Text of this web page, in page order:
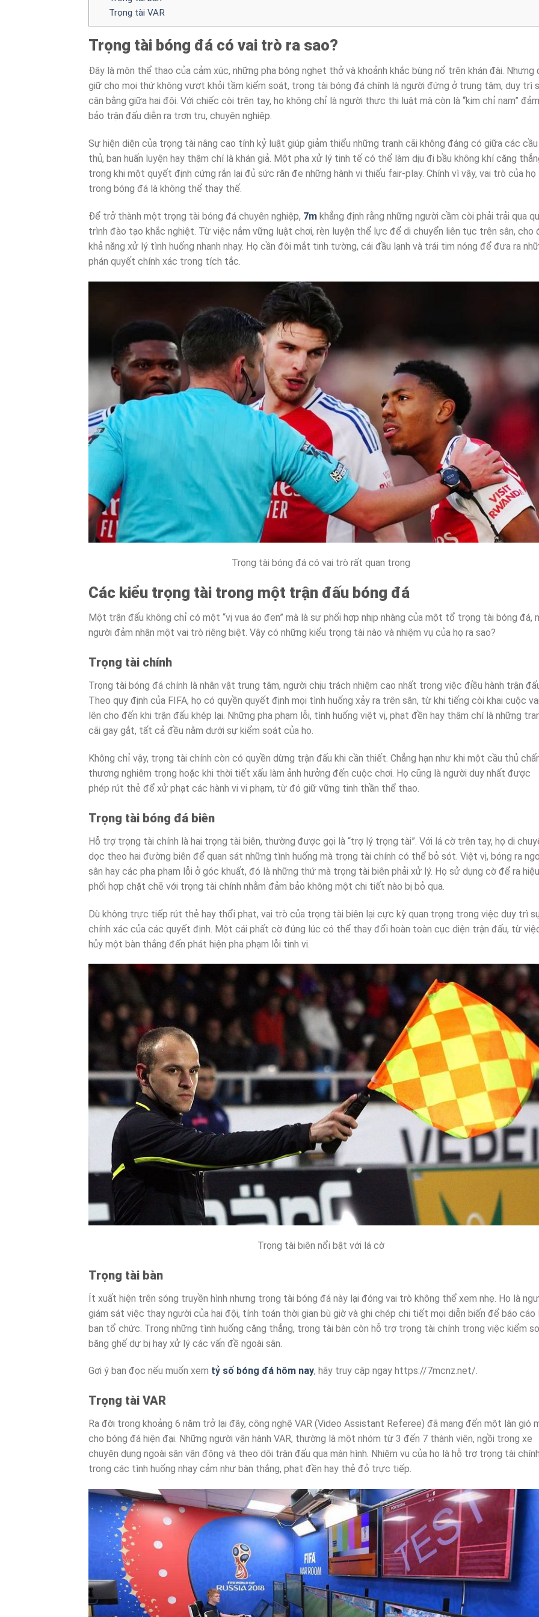
Trọng tài VAR
Trọng tài bóng đá có vai trò ra sao?
Đây là môn thể thao của cảm xúc, những pha bóng nghẹt thở và khoảnh khắc bùng nổ trên khán đài. Nhưng
giữ cho mọi thứ không vượt khỏi tầm kiểm soát, trọng tài bóng đá chính là người đứng ở trung tâm, duy trì
cân bằng giữa hai đội. Với chiếc còi trên tay, họ không chỉ là người thực thi luật mà còn là “kim chỉ nam” đảm
bảo trận đấu diễn ra trơn tru, chuyên nghiệp.
Sự hiện diện của trọng tài nâng cao tính kỷ luật giúp giảm thiểu những tranh cãi không đáng có giữa các cầu
thủ, ban huấn luyện hay thậm chí là khán giả. Một pha xử lý tinh tế có thể làm dịu đi bầu không khí căng
trong khi một quyết định cứng rắn lại đủ sức răn đe những hành vi thiếu fair-play. Chính vì vậy, vai trò của họ
trong bóng đá là không thể thay thế.
Để trở thành một trọng tài bóng đá chuyên nghiệp, 7m khẳng định rằng những người cầm còi phải trải qua
trình đào tạo khắc nghiệt. Từ việc nắm vững luật chơi, rèn luyện thể lực để di chuyển liên tục trên sân, cho
khả năng xử lý tình huống nhanh nhạy. Họ cần đôi mắt tinh tường, cái đầu lạnh và trái tim nóng để đưa ra
phán quyết chính xác trong tích tắc.
Trọng tài bóng đá có vai trò rất quan trọng
Các kiểu trọng tài trong một trận đấu bóng đá
Một trận đấu không chỉ có một “vị vua áo đen” mà là sự phối hợp nhịp nhàng của một tổ trọng tài bóng đá,
người đảm nhận một vai trò riêng biệt. Vậy có những kiểu trọng tài nào và nhiệm vụ của họ ra sao?
Trọng tài chính
Trọng tài bóng đá chính là nhân vật trung tâm, người chịu trách nhiệm cao nhất trong việc điều hành trận
Theo quy định của FIFA, họ có quyền quyết định mọi tình huống xảy ra trên sân, từ khi tiếng còi khai cuộc
lên cho đến khi trận đấu khép lại. Những pha phạm lỗi, tình huống việt vị, phạt đền hay thậm chí là những
cãi gay gắt, tất cả đều nằm dưới sự kiểm soát của họ.
Không chỉ vậy, trọng tài chính còn có quyền dừng trận đấu khi cần thiết. Chẳng hạn như khi một cầu thủ
thương nghiêm trọng hoặc khi thời tiết xấu làm ảnh hưởng đến cuộc chơi. Họ cũng là người duy nhất được
phép rút thẻ để xử phạt các hành vi vi phạm, từ đó giữ vững tinh thần thể thao.
Trọng tài bóng đá biên
Hỗ trợ trọng tài chính là hai trọng tài biên, thường được gọi là “trợ lý trọng tài”. Với lá cờ trên tay, họ di
dọc theo hai đường biên để quan sát những tình huống mà trọng tài chính có thể bỏ sót. Việt vị, bóng ra
sân hay các pha phạm lỗi ở góc khuất, đó là những thứ mà trọng tài biên phải xử lý. Họ sử dụng cờ để ra
phối hợp chặt chẽ với trọng tài chính nhằm đảm bảo không một chi tiết nào bị bỏ qua.
Dù không trực tiếp rút thẻ hay thổi phạt, vai trò của trọng tài biên lại cực kỳ quan trọng trong việc duy trì
chính xác của các quyết định. Một cái phất cờ đúng lúc có thể thay đổi hoàn toàn cục diện trận đấu, từ
hủy một bàn thắng đến phát hiện pha phạm lỗi tinh vi.
Trọng tài biên nổi bật với lá cờ
Trọng tài bàn
Ít xuất hiện trên sóng truyền hình nhưng trọng tài bóng đá này lại đóng vai trò không thể xem nhẹ. Họ là
giám sát việc thay người của hai đội, tính toán thời gian bù giờ và ghi chép chi tiết mọi diễn biến để báo cáo
ban tổ chức. Trong những tình huống căng thẳng, trọng tài bàn còn hỗ trợ trọng tài chính trong việc kiểm
băng ghế dự bị hay xử lý các vấn đề ngoài sân.
Gợi ý bạn đọc nếu muốn xem tỷ số bóng đá hôm nay, hãy truy cập ngay https://7mcnz.net/.
Trọng tài VAR
Ra đời trong khoảng 6 năm trở lại đây, công nghệ VAR (Video Assistant Referee) đã mang đến một làn gió
cho bóng đá hiện đại. Những người vận hành VAR, thường là một nhóm từ 3 đến 7 thành viên, ngồi trong xe
chuyên dụng ngoài sân vận động và theo dõi trận đấu qua màn hình. Nhiệm vụ của họ là hỗ trợ trọng tài chính
trong các tình huống nhạy cảm như bàn thắng, phạt đền hay thẻ đỏ trực tiếp.